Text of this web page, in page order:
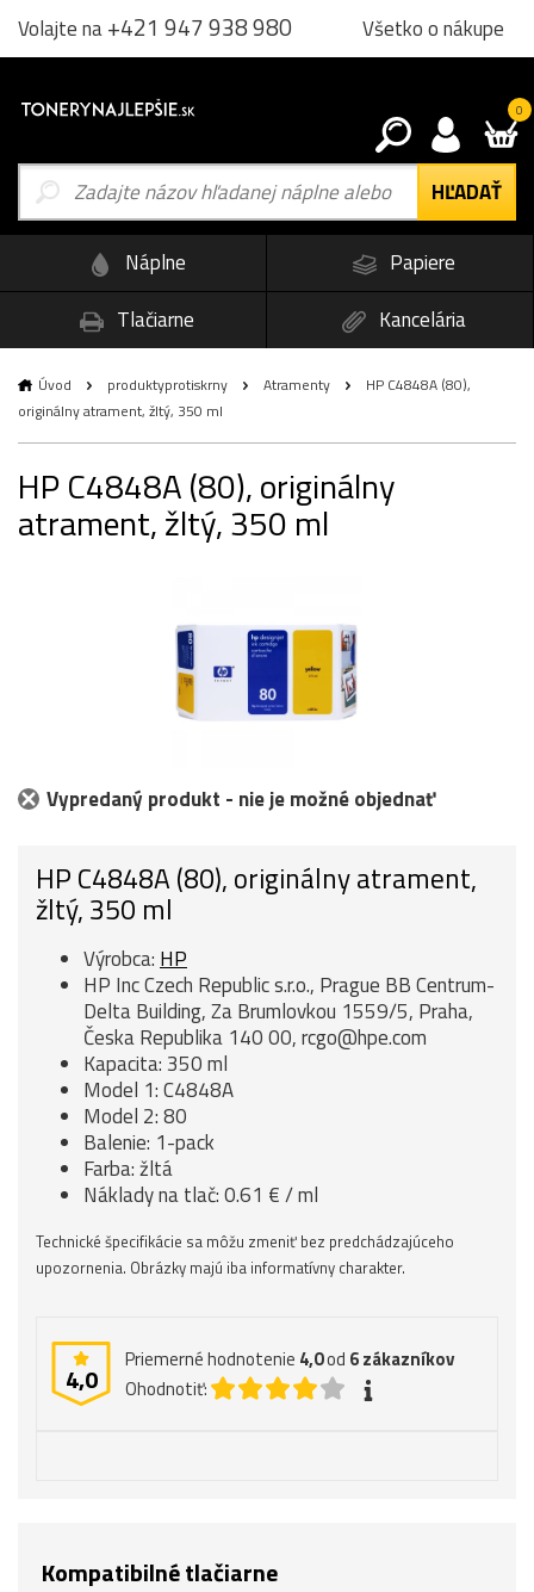
Volajte na+421 947 938 980 Všetko o nákupe
0
Náplne
Papiere
Tlačiarne
Kancelária
Úvod produktyprotiskrny Atramenty
HP C4848A (80),
originálny atrament, žltý, 350 ml
HP C4848A (80), originálny
atrament, žltý, 350 ml
Vypredaný produkt - nie je možné objednať
HP C4848A (80), originálny atrament,
žltý, 350 ml
Výrobca: HP
HP Inc Czech Republic s.r.o., Prague BB Centrum-
Delta Building, Za Brumlovkou 1559/5, Praha,
Česka Republika 140 00, rcgo@hpe.com
Kapacita: 350 ml
Model 1: C4848A
Model 2: 80
Balenie: 1-pack
Farba: žltá
Náklady na tlač: 0.61 € / ml
Technické špecifikácie sa môžu zmeniť bez predchádzajúceho
upozornenia. Obrázky majú iba informatívny charakter.
4,0
Priemerné hodnotenie 4,0od 6zákazníkov
Ohodnotiť:
Kompatibilné tlačiarne